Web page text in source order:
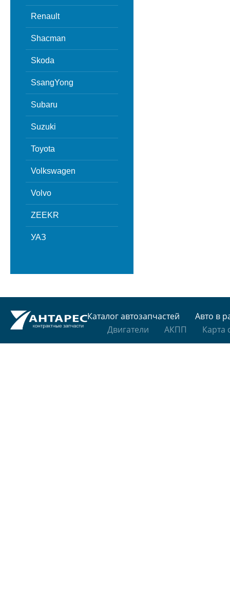
Renault
Shacman
Skoda
SsangYong
Subaru
Suzuki
Toyota
Volkswagen
Volvo
ZEEKR
УАЗ
Каталог автозапчастей
Авто в
Двигатели
АКПП Карта